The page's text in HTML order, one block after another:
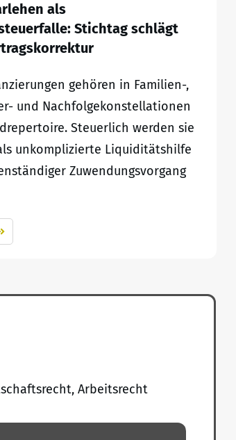
als
Stichtag schlägt
gehören in Familien-,
und Nachfolgekonstellationen
Steuerlich werden sie
unkomplizierte Liquiditätshilfe
Zuwendungsvorgang
Arbeitsrecht